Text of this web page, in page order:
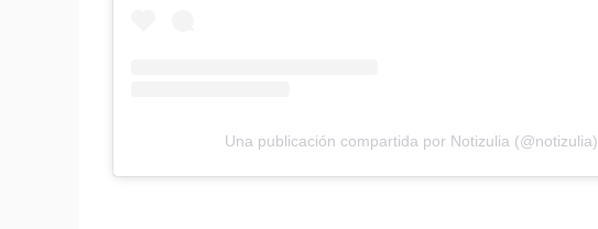
Una publicación compartida por Notizulia (@notizulia)